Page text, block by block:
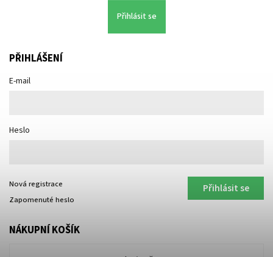
Přihlásit se
PŘIHLÁŠENÍ
E-mail
Heslo
Přihlásit se
Nová registrace
Zapomenuté heslo
NÁKUPNÍ KOŠÍK